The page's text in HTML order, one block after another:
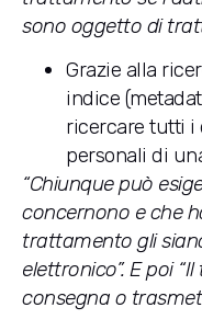
sono oggetto di
Grazie alla
indice
ricercare tutti i
personali di
“Chiunque può
concernono e che
trattamento gli
elettronico”. E poi
consegna o